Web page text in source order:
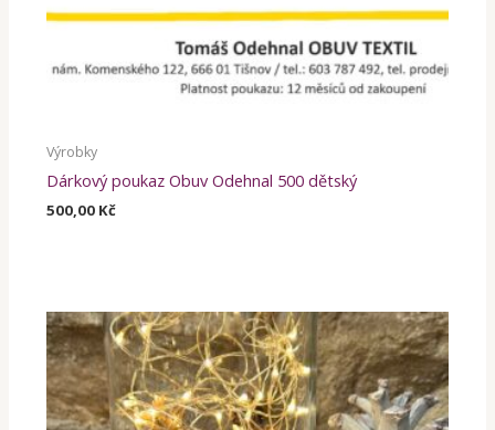
Výrobky
Dárkový poukaz Obuv Odehnal 500 dětský
500,00 Kč